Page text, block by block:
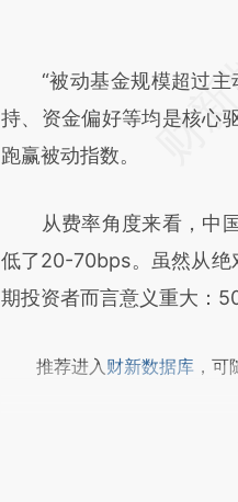
“被动基金规模超过主
持、资金偏好等均是核心
跑赢被动指数。
从费率角度来看，中国
低了20-70bps。虽然从绝
期投资者而言意义重大：
推荐进入 财新数据库 ，